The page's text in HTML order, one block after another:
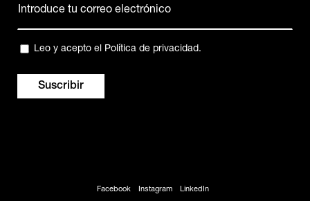
electrónico
Privacidad
Leo y acepto el Política de privacidad.
Facebook Instagram LinkedIn